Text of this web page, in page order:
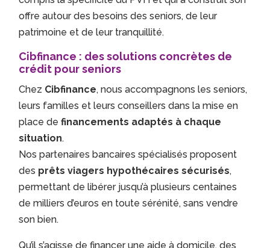
offre autour des besoins des seniors, de leur
patrimoine et de leur tranquillité.
Cibfinance : des solutions concrètes de
crédit pour seniors
Chez Cibfinance, nous accompagnons les seniors,
leurs familles et leurs conseillers dans la mise en
place definancements adaptés à chaque
situation.
Nos partenaires bancaires spécialisés proposent
des prêts viagers hypothécaires sécurisés,
permettant de libérer jusqu’à plusieurs centaines
de milliers d’euros en toute sérénité, sans vendre
son bien.
Qu’il s’agisse de financer une aide à domicile, des